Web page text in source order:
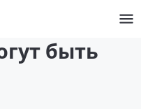
в Непале
быть